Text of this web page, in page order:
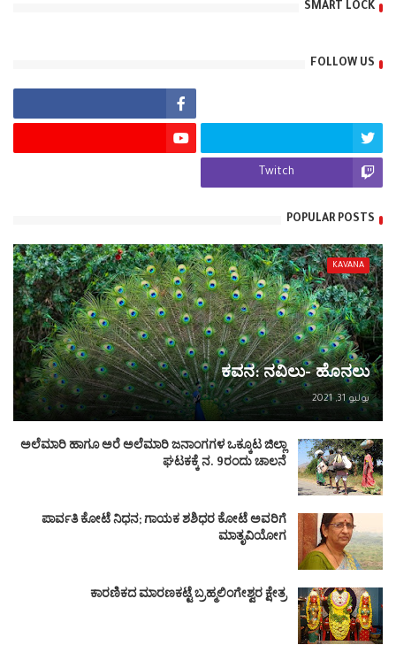
SMART LOCK
FOLLOW US
Twitch
POPULAR POSTS
KAVANA
ಕವನ: ನವಿಲು- ಹೊನಲು
يوليو 31, 2021
ಅಲೆಮಾರಿ ಹಾಗೂ ಅರೆ ಅಲೆಮಾರಿ ಜನಾಂಗಗಳ ಒಕ್ಕೂಟ ಜಿಲ್ಲಾ
ಘಟಕಕ್ಕೆ ನ. 9ರಂದು ಚಾಲನೆ
ಪಾರ್ವತಿ ಕೋಟೆ ನಿಧನ; ಗಾಯಕ ಶಶಿಧರ ಕೋಟೆ ಅವರಿಗೆ
ಮಾತೃವಿಯೋಗ
ಕಾರಣಿಕದ ಮಾರಣಕಟ್ಟೆ ಬ್ರಹ್ಮಲಿಂಗೇಶ್ವರ ಕ್ಷೇತ್ರ